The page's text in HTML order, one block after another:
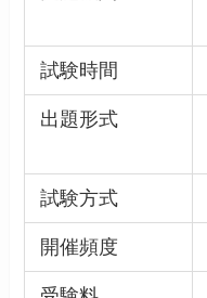
試験時間
出題形式
試験方式
開催頻度